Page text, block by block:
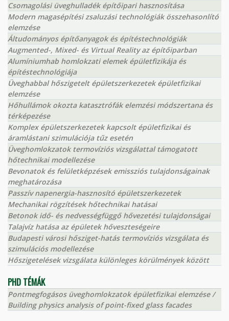
Csomagolási üveghulladék építőipari hasznosítása
Modern magasépítési zsaluzási technológiák összehasonlító
elemzése
Áltudományos építőanyagok és építéstechnológiák
Augmented-, Mixed- és Virtual Reality az építőiparban
Alumíniumhab homlokzati elemek épületfizikája és
építéstechnológiája
Üveghabbal hőszigetelt épületszerkezetek épületfizikai
elemzése
Hőhullámok okozta katasztrófák elemzési módszertana és
térképezése
Komplex épületszerkezetek kapcsolt épületfizikai és
áramlástani szimulációja tűz esetén
Üveghomlokzatok termovíziós vizsgálattal támogatott
hőtechnikai modellezése
Bevonatok és felületképzések emissziós tulajdonságainak
meghatározása
Passzív napenergia-hasznosító épületszerkezetek
Mechanikai rögzítések hőtechnikai hatásai
Betonok idő- és nedvességfüggő hővezetési tulajdonságai
Talajvíz hatása az épületek hőveszteségeire
Budapesti városi hősziget-hatás termovíziós vizsgálata és
szimulációs modellezése
Hőszigetelések vizsgálata különleges körülmények között
PHD TÉMÁK
Pontmegfogásos üveghomlokzatok épületfizikai elemzése /
Building physics analysis of point-fixed glass facades